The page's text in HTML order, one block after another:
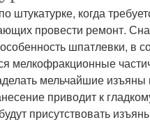
штукатурке, когда
провести ремонт.
шпатлевки, в
мелкофракционные
мельчайшие изъяны
приводит к
присутствовать